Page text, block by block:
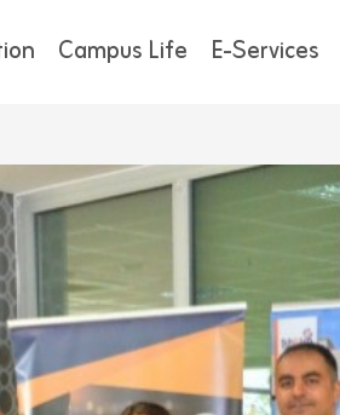
Campus Life E-Services